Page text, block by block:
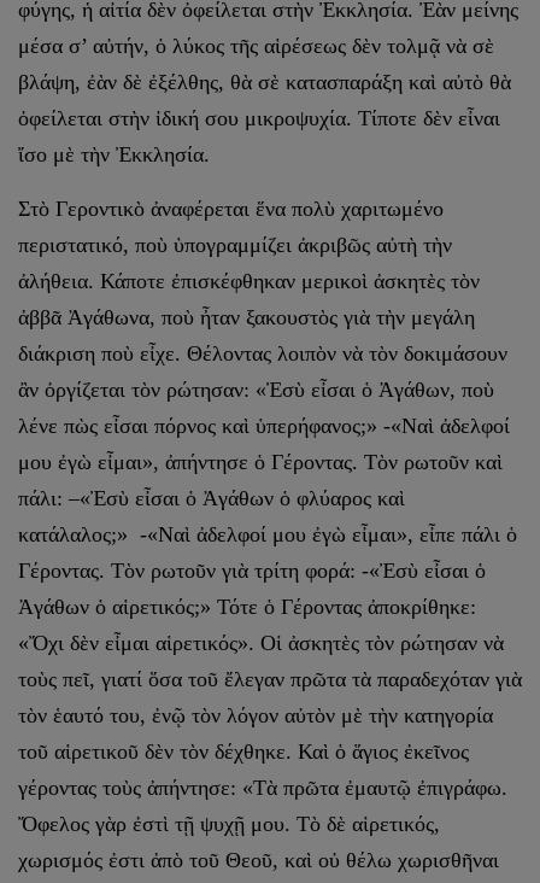
φύγης, ἡ αἰτία δὲν ὀφείλεται στὴν Ἐκκλησία. Ἐὰν μείνης
μέσα σ’ αὐτήν, ὁ λύκος τῆς αἱρέσεως δὲν τολμᾷ νὰ σὲ
βλάψη, ἐὰν δὲ ἐξέλθης, θὰ σὲ κατασπαράξη καὶ αὐτὸ θὰ
ὀφείλεται στὴν ἰδική σου μικροψυχία. Τίποτε δὲν εἶναι
ἴσο μὲ τὴν Ἐκκλησία.
Στὸ Γεροντικὸ ἀναφέρεται ἕνα πολὺ χαριτωμένο
περιστατικό, ποὺ ὑπογραμμίζει ἀκριβῶς αὐτὴ τὴν
ἀλήθεια. Κάποτε ἐπισκέφθηκαν μερικοὶ ἀσκητὲς τὸν
ἀββᾶ Ἀγάθωνα, ποὺ ἦταν ξακουστὸς γιὰ τὴν μεγάλη
διάκριση ποὺ εἶχε. Θέλοντας λοιπὸν νὰ τὸν δοκιμάσουν
ἂν ὀργίζεται τὸν ρώτησαν: «Ἐσὺ εἶσαι ὁ Ἀγάθων, ποὺ
λένε πὼς εἶσαι πόρνος καὶ ὑπερήφανος;» -«Ναὶ ἀδελφοί
μου ἐγὼ εἶμαι», ἀπήντησε ὁ Γέροντας. Τὸν ρωτοῦν καὶ
πάλι: –«Ἐσὺ εἶσαι ὁ Ἀγάθων ὁ φλύαρος καὶ
κατάλαλος;» -«Ναὶ ἀδελφοί μου ἐγὼ εἶμαι», εἶπε πάλι ὁ
Γέροντας. Τὸν ρωτοῦν γιὰ τρίτη φορά: -«Ἐσὺ εἶσαι ὁ
Ἀγάθων ὁ αἱρετικός;» Τότε ὁ Γέροντας ἀποκρίθηκε:
«Ὄχι δὲν εἶμαι αἱρετικός». Οἱ ἀσκητὲς τὸν ρώτησαν νὰ
τοὺς πεῖ, γιατί ὅσα τοῦ ἔλεγαν πρῶτα τὰ παραδεχόταν γιὰ
τὸν ἑαυτό του, ἐνῷ τὸν λόγον αὐτὸν μὲ τὴν κατηγορία
τοῦ αἱρετικοῦ δὲν τὸν δέχθηκε. Καὶ ὁ ἅγιος ἐκεῖνος
γέροντας τοὺς ἀπήντησε: «Τὰ πρῶτα ἐμαυτῷ ἐπιγράφω.
Ὄφελος γὰρ ἐστὶ τῇ ψυχῇ μου. Τὸ δὲ αἱρετικός,
χωρισμός ἐστι ἀπὸ τοῦ Θεοῦ, καὶ οὐ θέλω χωρισθῆναι